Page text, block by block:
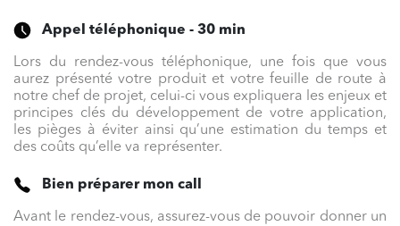
Appel téléphonique - 30 min
Lors du rendez-vous téléphonique, une fois que vous
aurez présenté votre produit et votre feuille de route à
notre chef de projet, celui-ci vous expliquera les enjeux et
principes clés du développement de votre application,
les pièges à éviter ainsi qu’une estimation du temps et
des coûts qu’elle va représenter.
Bien préparer mon call
Avant le rendez-vous, assurez-vous de pouvoir donner un